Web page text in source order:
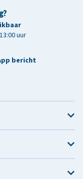
uur
bericht